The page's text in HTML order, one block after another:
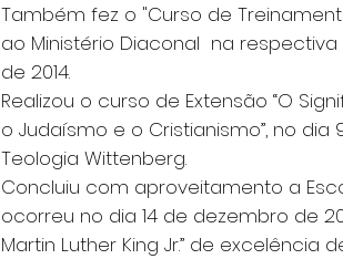
Também fez o "Curso de
ao Ministério Diaconal na
de 2014.
Realizou o curso de Extensão “O
o Judaísmo e o Cristianismo”, no
Teologia Wittenberg.
Concluiu com aproveitamento a
ocorreu no dia 14 de dezembro de
Martin Luther King Jr.” de